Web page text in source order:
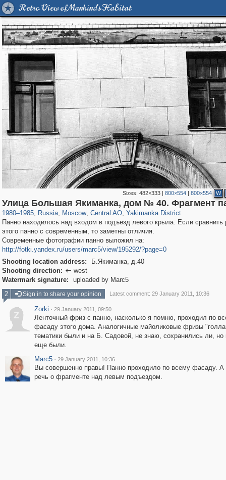
Retro View of Mankind's Habitat
Sizes:482×333 |800×554 |800×554 W
Улица Большая Якиманка, дом № 40. Фрагмент
1980–1985, Russia
1,406,255 29,243
, Moscow
319,780 8,286
, Central AO
159,978 5,916
, Yakimanka District
13,375 458
Панно находилось над входом в подъезд левого крыла. Если сравнить
этого панно с современным, то заметны отличия.
Современные фотографии панно выложил на:
http://fotki.yandex.ru/users/marc5/view/195292/?page=0
Shooting location address:
Б.Якиманка, д.40
Shooting direction:  west
Watermark signature:
uploaded by Marc5
2
Sign in to share your opinion Latest comment: 29 January 2011, 10:36
Z
Zorki · 29 January 2011, 09:50
Ленточный фриз с панно, насколько я помню, проходил по
фасаду этого дома. Аналогичные майоликовые фризы
тематики были и на Б. Садовой, не знаю, сохранились ли, но
еще были.
Marc5 · 29 January 2011, 10:36
Вы совершенно правы! Панно проходило по всему фасаду. А
речь о фрагменте над левым подъездом.